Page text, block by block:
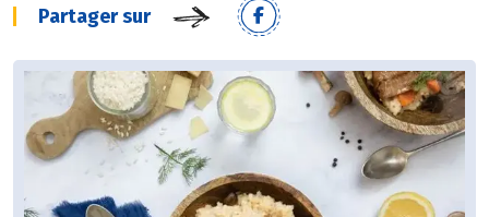
Partager sur